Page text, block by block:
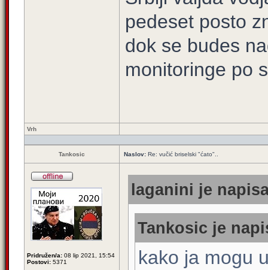
pedeset posto
dok se budes
monitoringe po
Vrh
Tankosic Naslov: Re: vučić briselski "ćato"..
Pridružen/a: 08 lip 2021, 15:54
Postovi: 5371
laganini je
Tankosic je
kako ja mogu